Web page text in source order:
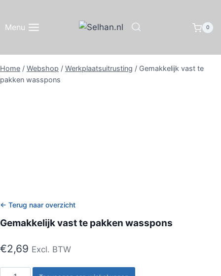
inhoud
Menu 0
Home / Webshop / Werkplaatsuitrusting / Gemakkelijk vast te
pakken wasspons
← Terug naar overzicht
Gemakkelijk vast te pakken wasspons
€2,69 Excl. BTW
Gemakkelijk